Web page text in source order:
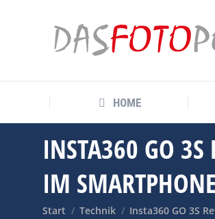
HOME
INSTA360 GO 3S
IM
Sie befinden sich hier:
Start Technik Insta360 GO 3S
HOME